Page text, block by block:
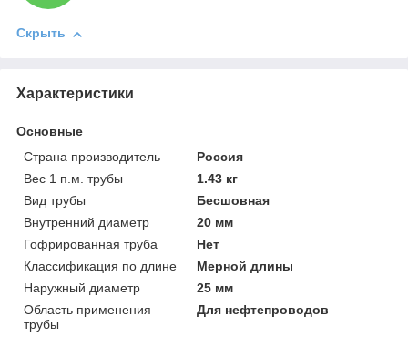
Скрыть
Характеристики
Основные
Страна производитель
Россия
Вес 1 п.м. трубы
1.43 кг
Вид трубы
Бесшовная
Внутренний диаметр
20 мм
Гофрированная труба
Нет
Классификация по длине
Мерной длины
Наружный диаметр
25 мм
Область применения
трубы
Для нефтепроводов